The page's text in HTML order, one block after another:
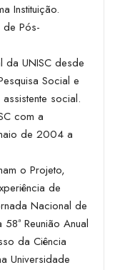
Instituição.
de Pós-
da UNISC desde
Social e
social.
com a
de 2004 a
o Projeto,
de
Nacional de
Reunião Anual
da Ciência
Universidade